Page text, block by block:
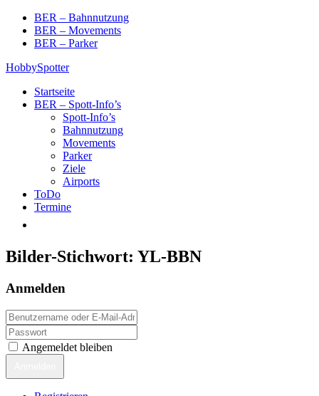
Skip
content
BER – Bahnnutzung
BER – Movements
BER – Parker
HobbySpotter
Startseite
BER – Spott-Info’s
Spott-Info’s
Bahnnutzung
Movements
Parker
Ziele
Airports
ToDo
Termine
Bilder-Stichwort: YL-BBN
Anmelden
Angemeldet bleiben